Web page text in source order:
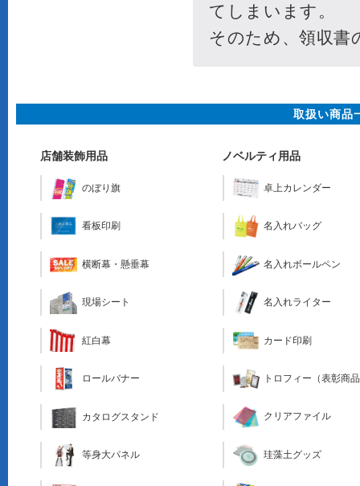
取扱い商品
店舗装飾用品
のぼり旗
看板印刷
横断幕・懸垂幕
現場シート
紅白幕
ロールバナー
カタログスタンド
等身大パネル
ノベルティ用品
卓上カレンダー
名入れバッグ
名入れボールペン
名入れライター
カード印刷
トロフィー（表彰商
クリアファイル
珪藻土グッズ